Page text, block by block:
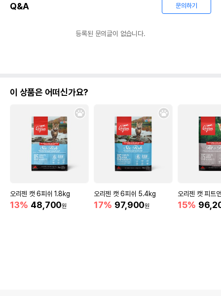
Q&A 문의하기
등록된 문의글이 없습니다.
이 상품은 어떠신가요?
오리젠 캣 6피쉬 1.8kg
13% 48,700원
오리젠 캣 6피쉬 5.4kg
17% 97,900원
오리젠 캣 피트
15%